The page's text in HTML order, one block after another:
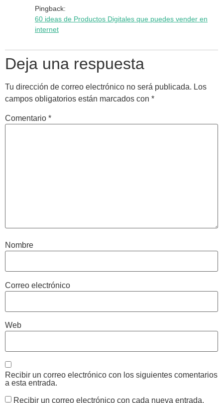
Pingback:
60 ideas de Productos Digitales que puedes vender en
internet
Deja una respuesta
Tu dirección de correo electrónico no será publicada. Los
campos obligatorios están marcados con *
Comentario *
Nombre
Correo electrónico
Web
Recibir un correo electrónico con los siguientes comentarios
a esta entrada.
Recibir un correo electrónico con cada nueva entrada.